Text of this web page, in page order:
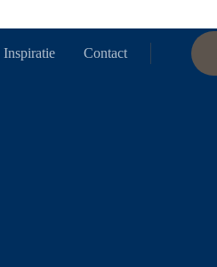
Contact